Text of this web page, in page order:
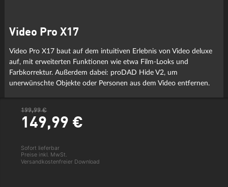
Video Pro X17
Video Pro X17 baut auf dem intuitiven Erlebnis von Video deluxe
auf, mit erweiterten Funktionen wie etwa Film-Looks und
Farbkorrektur. Außerdem dabei: proDAD Hide V2, um
unerwünschte Objekte oder Personen aus dem Video entfernen.
199,99 €
149,99 €
Sofort lieferbar
Preise inkl. MwSt.
Versandkostenfreier Download